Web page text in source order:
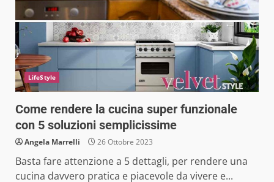
LifeStyle
Come rendere la cucina super funzionale
con 5 soluzioni semplicissime
Angela Marrelli 26 Ottobre 2023
Basta fare attenzione a 5 dettagli, per rendere una
cucina davvero pratica e piacevole da vivere e...